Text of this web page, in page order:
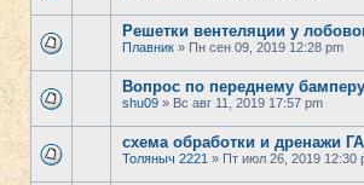
Решетки вентеляции у
Плавник » Пн сен 09, 2019 12:28 pm
Вопрос по переднему бамперу
shu09 » Вс авг 11, 2019 17:57 pm
схема обработки и дренажи
Толяныч 2221 » Пт июл 26, 2019 12:30